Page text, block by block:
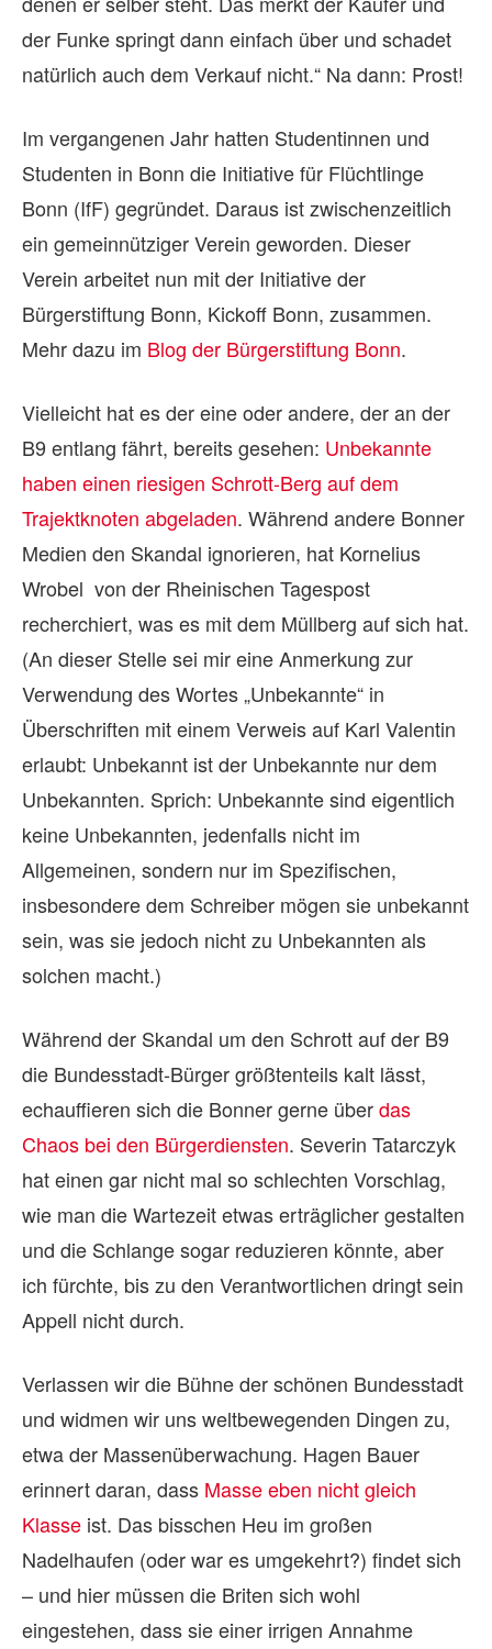
der Funke springt dann einfach über und schadet
natürlich auch dem Verkauf nicht.“ Na dann: Prost!
Im vergangenen Jahr hatten Studentinnen und
Studenten in Bonn die Initiative für Flüchtlinge
Bonn (IfF) gegründet. Daraus ist zwischenzeitlich
ein gemeinnütziger Verein geworden. Dieser
Verein arbeitet nun mit der Initiative der
Bürgerstiftung Bonn, Kickoff Bonn, zusammen.
Mehr dazu im Blog der Bürgerstiftung Bonn.
Vielleicht hat es der eine oder andere, der an der
B9 entlang fährt, bereits gesehen: Unbekannte
haben einen riesigen Schrott-Berg auf dem
Trajektknoten abgeladen. Während andere Bonner
Medien den Skandal ignorieren, hat Kornelius
Wrobel von der Rheinischen Tagespost
recherchiert, was es mit dem Müllberg auf sich hat.
(An dieser Stelle sei mir eine Anmerkung zur
Verwendung des Wortes „Unbekannte“ in
Überschriften mit einem Verweis auf Karl Valentin
erlaubt: Unbekannt ist der Unbekannte nur dem
Unbekannten. Sprich: Unbekannte sind eigentlich
keine Unbekannten, jedenfalls nicht im
Allgemeinen, sondern nur im Spezifischen,
insbesondere dem Schreiber mögen sie unbekannt
sein, was sie jedoch nicht zu Unbekannten als
solchen macht.)
Während der Skandal um den Schrott auf der B9
die Bundesstadt-Bürger größtenteils kalt lässt,
echauffieren sich die Bonner gerne überdas
Chaos bei den Bürgerdiensten. Severin Tatarczyk
hat einen gar nicht mal so schlechten Vorschlag,
wie man die Wartezeit etwas erträglicher gestalten
und die Schlange sogar reduzieren könnte, aber
ich fürchte, bis zu den Verantwortlichen dringt sein
Appell nicht durch.
Verlassen wir die Bühne der schönen Bundesstadt
und widmen wir uns weltbewegenden Dingen zu,
etwa der Massenüberwachung. Hagen Bauer
erinnert daran, dass Masse eben nicht gleich
Klasse ist. Das bisschen Heu im großen
Nadelhaufen (oder war es umgekehrt?) findet sich
– und hier müssen die Briten sich wohl
eingestehen, dass sie einer irrigen Annahme